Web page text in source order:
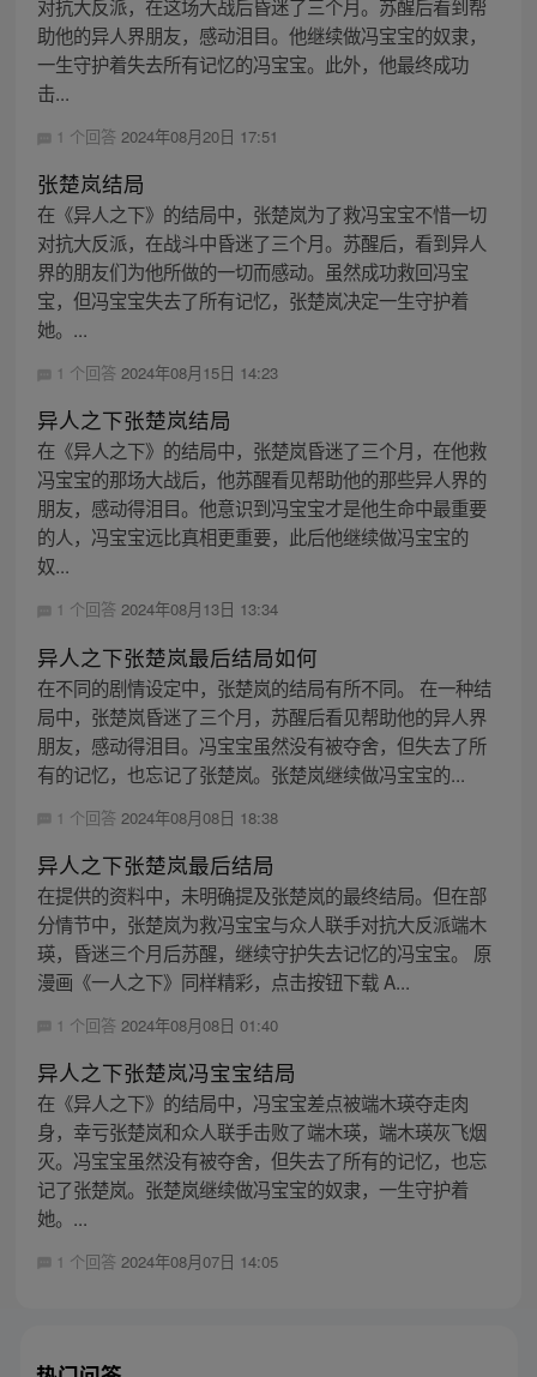
对抗大反派，在这场大战后昏迷了三个月。苏醒后看到帮
助他的异人界朋友，感动泪目。他继续做冯宝宝的奴隶，
一生守护着失去所有记忆的冯宝宝。此外，他最终成功
击...
1 个回答 2024年08月20日 17:51
张楚岚结局
在《异人之下》的结局中，张楚岚为了救冯宝宝不惜一切
对抗大反派，在战斗中昏迷了三个月。苏醒后，看到异人
界的朋友们为他所做的一切而感动。虽然成功救回冯宝
宝，但冯宝宝失去了所有记忆，张楚岚决定一生守护着
她。...
1 个回答 2024年08月15日 14:23
异人之下张楚岚结局
在《异人之下》的结局中，张楚岚昏迷了三个月，在他救
冯宝宝的那场大战后，他苏醒看见帮助他的那些异人界的
朋友，感动得泪目。他意识到冯宝宝才是他生命中最重要
的人，冯宝宝远比真相更重要，此后他继续做冯宝宝的
奴...
1 个回答 2024年08月13日 13:34
异人之下张楚岚最后结局如何
在不同的剧情设定中，张楚岚的结局有所不同。 在一种结
局中，张楚岚昏迷了三个月，苏醒后看见帮助他的异人界
朋友，感动得泪目。冯宝宝虽然没有被夺舍，但失去了所
有的记忆，也忘记了张楚岚。张楚岚继续做冯宝宝的...
1 个回答 2024年08月08日 18:38
异人之下张楚岚最后结局
在提供的资料中，未明确提及张楚岚的最终结局。但在部
分情节中，张楚岚为救冯宝宝与众人联手对抗大反派端木
瑛，昏迷三个月后苏醒，继续守护失去记忆的冯宝宝。 原
漫画《一人之下》同样精彩，点击按钮下载 A...
1 个回答 2024年08月08日 01:40
异人之下张楚岚冯宝宝结局
在《异人之下》的结局中，冯宝宝差点被端木瑛夺走肉
身，幸亏张楚岚和众人联手击败了端木瑛，端木瑛灰飞烟
灭。冯宝宝虽然没有被夺舍，但失去了所有的记忆，也忘
记了张楚岚。张楚岚继续做冯宝宝的奴隶，一生守护着
她。...
1 个回答 2024年08月07日 14:05